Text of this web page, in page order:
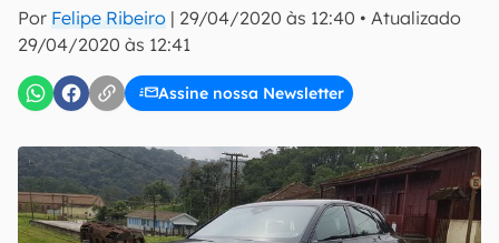
Por Felipe Ribeiro | 29/04/2020 às 12:40 • Atualizado
29/04/2020 às 12:41
Assine nossa Newsletter
inscreva-se
Confirmo que li, aceito e concordo com os Termos de
Uso e Política de Privacidade do Canaltech.